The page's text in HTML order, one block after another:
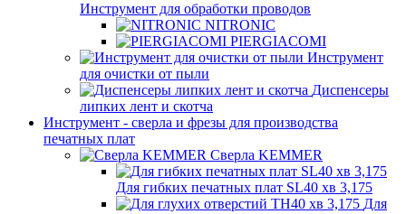
Инструмент для обработки проводов
NITRONIC
PIERGIACOMI
Инструмент
для очистки от пыли
Диспенсеры
липких лент и скотча
Инструмент - сверла и фрезы для производства
печатных плат
Сверла KEMMER
Для гибких печатных плат SL40 хв 3,175
Для